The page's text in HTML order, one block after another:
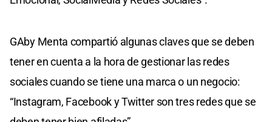
GAby Menta compartió algunas claves que se deben
tener en cuenta a la hora de gestionar las redes
sociales cuando se tiene una marca o un negocio:
“Instagram, Facebook y Twitter son tres redes que se